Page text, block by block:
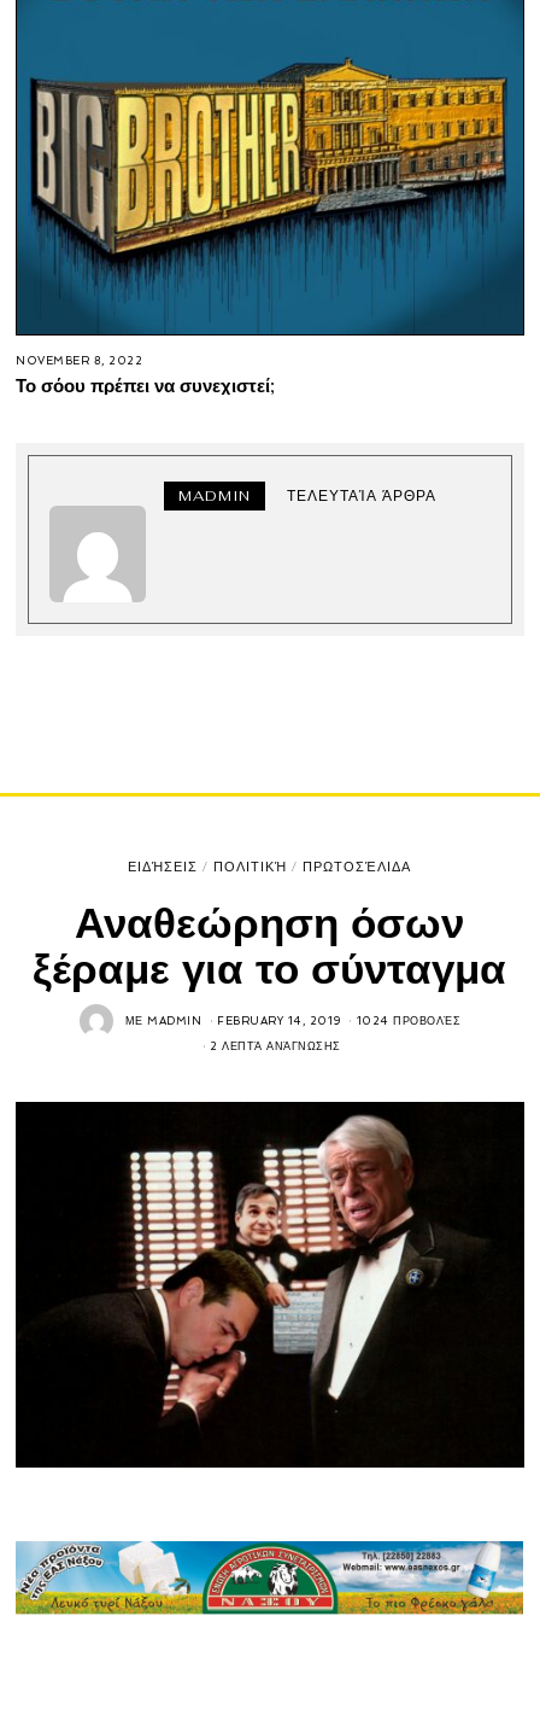
NOVEMBER 8, 2022
Το σόου πρέπει να συνεχιστεί;
MADMIN ΤΕΛΕΥΤΑΊΑ ΆΡΘΡΑ
ΕΙΔΉΣΕΙΣ / ΠΟΛΙΤΙΚΉ / ΠΡΩΤΟΣΈΛΙΔΑ
Αναθεώρηση όσων
ξέραμε για το σύνταγμα
ΜΕMADMIN FEBRUARY 14, 2019 1024 ΠΡΟΒΟΛΈΣ
2 ΛΕΠΤΆ ΑΝΆΓΝΩΣΗΣ